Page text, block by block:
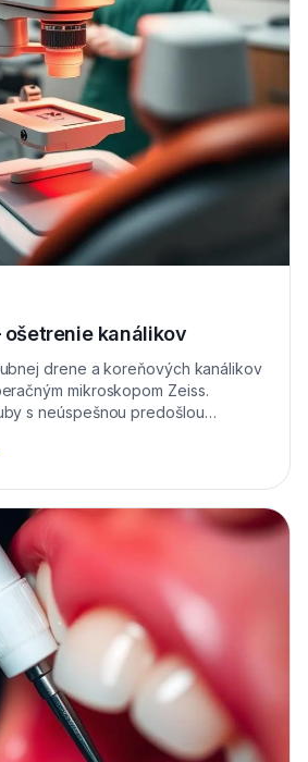
kanálikov
drene a koreňových kanálikov
mikroskopom Zeiss.
s neúspešnou predošlou